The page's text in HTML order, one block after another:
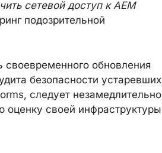
сетевой доступ к AEM
подозрительной
обновления
безопасности устаревших
следует незамедлительно
своей инфраструктуры